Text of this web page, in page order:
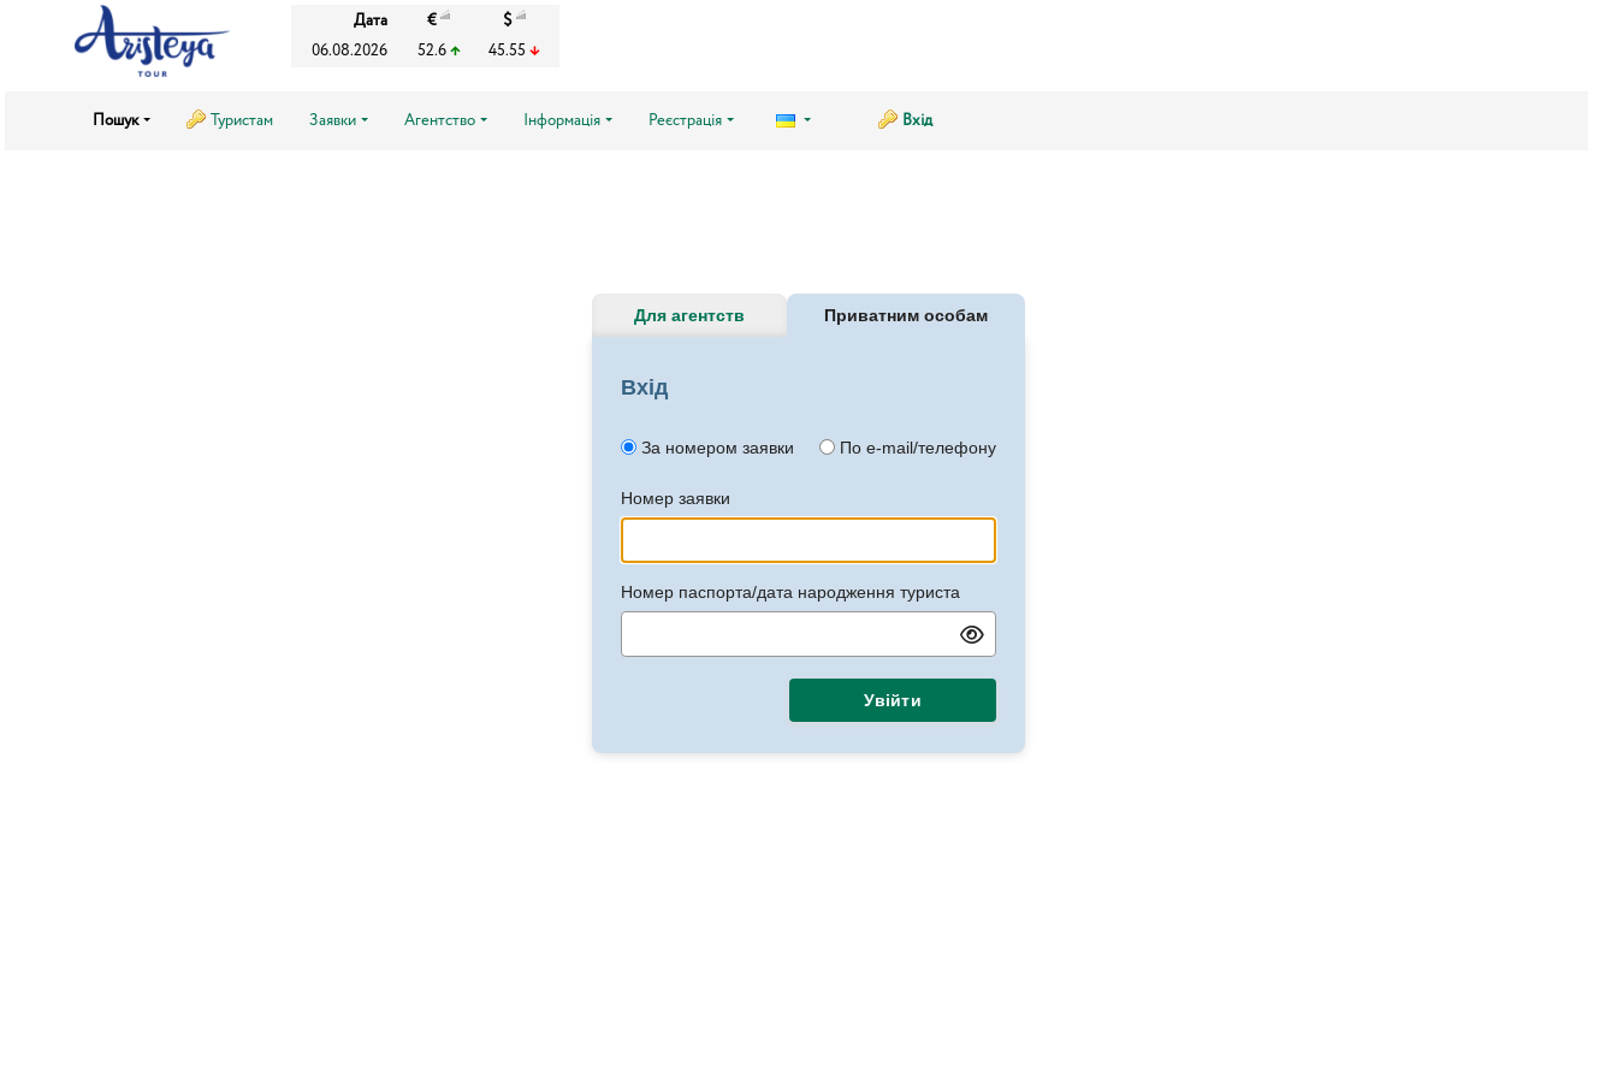
Дата €
$
06.08.2026
52.6 45.55
Пошук Туристам Заявки Агентство Інформація Реєстрація Вхід
Для агентств Приватним особам
Вхід
За номером заявки По e-mail/телефону
Номер заявки
Номер паспорта/дата народження туриста
Увійти